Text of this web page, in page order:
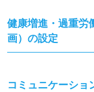
健康増進・過重労
画）の設定
コミュニケーショ